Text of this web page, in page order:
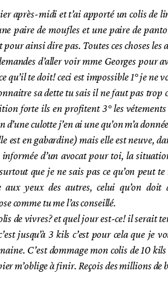
après-midi et t’ai apporté un colis
paire de moufles et une paire de
ainsi dire pas. Toutes ces choses
d’aller voir mme Georges pour
qu’il te doit! ceci est impossible 1° je ne
sa dette tu sais il ne faut pas trop
forte ils en profitent 3° les
d’une culotte j’en ai une qu’on m’a
est en gabardine) mais elle est neuve,
informée d’un avocat pour toi, la
que je ne sais pas ce qu’on peut
aux yeux des autres, celui qu’on
comme tu me l’as conseillé.
de vivres? et quel jour est-ce! il serait
jusqu’à 3 kils c’est pour cela que je
C’est dommage mon colis de 10
m’oblige à finir. Reçois des millions de